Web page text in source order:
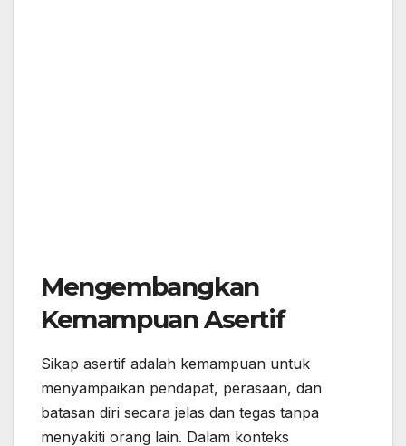
Mengembangkan
Kemampuan Asertif
Sikap asertif adalah kemampuan untuk
menyampaikan pendapat, perasaan, dan
batasan diri secara jelas dan tegas tanpa
menyakiti orang lain. Dalam konteks